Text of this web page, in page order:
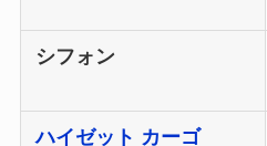
シフォン
ハイゼット カーゴ